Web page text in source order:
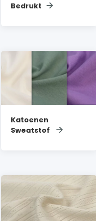
Bedrukt
Katoenen
Sweatstof